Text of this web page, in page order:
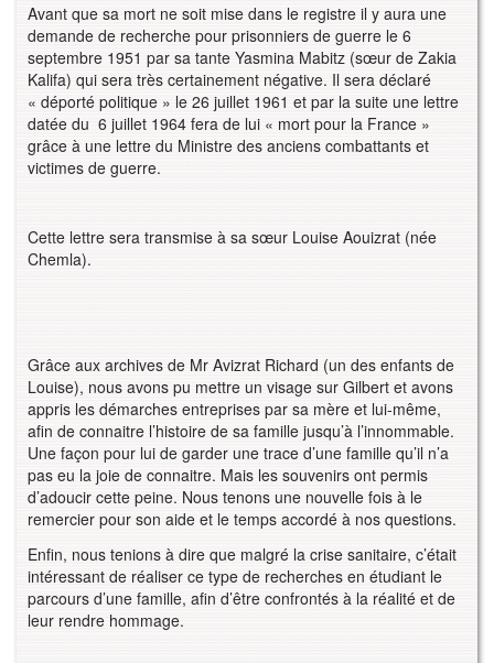
Avant que sa mort ne soit mise dans le registre il y aura une
demande de recherche pour prisonniers de guerre le 6
septembre 1951 par sa tante Yasmina Mabitz (sœur de Zakia
Kalifa) qui sera très certainement négative. Il sera déclaré
« déporté politique » le 26 juillet 1961 et par la suite une lettre
datée du 6 juillet 1964 fera de lui « mort pour la France »
grâce à une lettre du Ministre des anciens combattants et
victimes de guerre.
Cette lettre sera transmise à sa sœur Louise Aouizrat (née
Chemla).
Grâce aux archives de Mr Avizrat Richard (un des enfants de
Louise), nous avons pu mettre un visage sur Gilbert et avons
appris les démarches entreprises par sa mère et lui-même,
afin de connaitre l’histoire de sa famille jusqu’à l’innommable.
Une façon pour lui de garder une trace d’une famille qu’il n’a
pas eu la joie de connaitre. Mais les souvenirs ont permis
d’adoucir cette peine. Nous tenons une nouvelle fois à le
remercier pour son aide et le temps accordé à nos questions.
Enfin, nous tenions à dire que malgré la crise sanitaire, c’était
intéressant de réaliser ce type de recherches en étudiant le
parcours d’une famille, afin d’être confrontés à la réalité et de
leur rendre hommage.